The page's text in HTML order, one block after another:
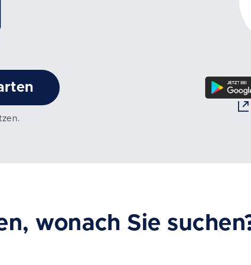
wonach Sie